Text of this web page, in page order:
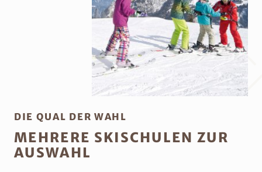
DIE QUAL DER WAHL
MEHRERE SKISCHULEN ZUR
AUSWAHL